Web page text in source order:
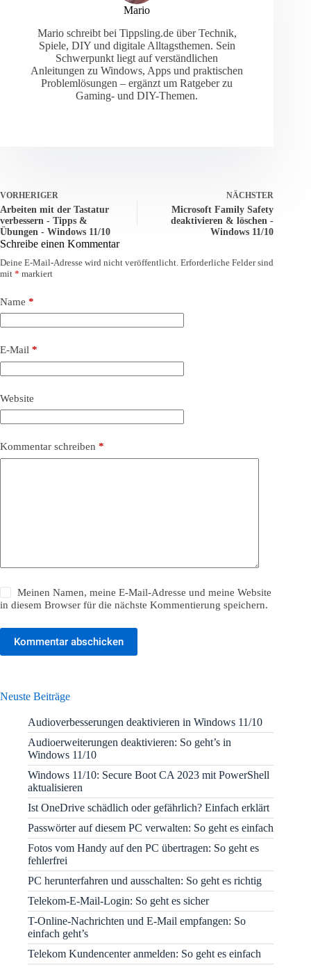
Mario
Mario schreibt bei Tippsling.de über Technik,
Spiele, DIY und digitale Alltagsthemen. Sein
Schwerpunkt liegt auf verständlichen
Anleitungen zu Windows, Apps und praktischen
Problemlösungen – ergänzt um Ratgeber zu
Gaming- und DIY-Themen.
VORHERIGER
Arbeiten mit der Tastatur
verbessern - Tipps &
Übungen - Windows 11/10
NÄCHSTER
Microsoft Family Safety
deaktivieren & löschen -
Windows 11/10
Schreibe einen Kommentar
Deine E-Mail-Adresse wird nicht veröffentlicht. Erforderliche Felder sind
mit * markiert
Name *
E-Mail *
Website
Kommentar schreiben *
Meinen Namen, meine E-Mail-Adresse und meine Website
in diesem Browser für die nächste Kommentierung speichern.
Kommentar abschicken
Neuste Beiträge
Audioverbesserungen deaktivieren in Windows 11/10
Audioerweiterungen deaktivieren: So geht’s in
Windows 11/10
Windows 11/10: Secure Boot CA 2023 mit PowerShell
aktualisieren
Ist OneDrive schädlich oder gefährlich? Einfach erklärt
Passwörter auf diesem PC verwalten: So geht es einfach
Fotos vom Handy auf den PC übertragen: So geht es
fehlerfrei
PC herunterfahren und ausschalten: So geht es richtig
Telekom-E-Mail-Login: So geht es sicher
T-Online-Nachrichten und E-Mail empfangen: So
einfach geht’s
Telekom Kundencenter anmelden: So geht es einfach